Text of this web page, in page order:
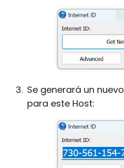
Se generará un nuevo
para este Host: